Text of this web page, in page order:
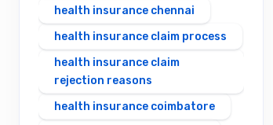
health insurance chennai
health insurance claim process
health insurance claim
rejection reasons
health insurance coimbatore